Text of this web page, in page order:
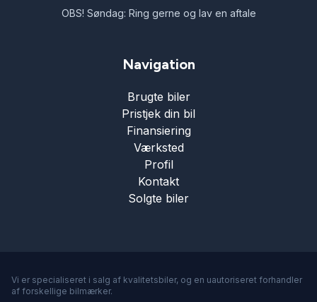
OBS! Søndag: Ring gerne og lav en aftale
Navigation
Brugte biler
Pristjek din bil
Finansiering
Værksted
Profil
Kontakt
Solgte biler
Vi er specialiseret i salg af kvalitetsbiler, og en uautoriseret forhandler
af forskellige bilmærker.